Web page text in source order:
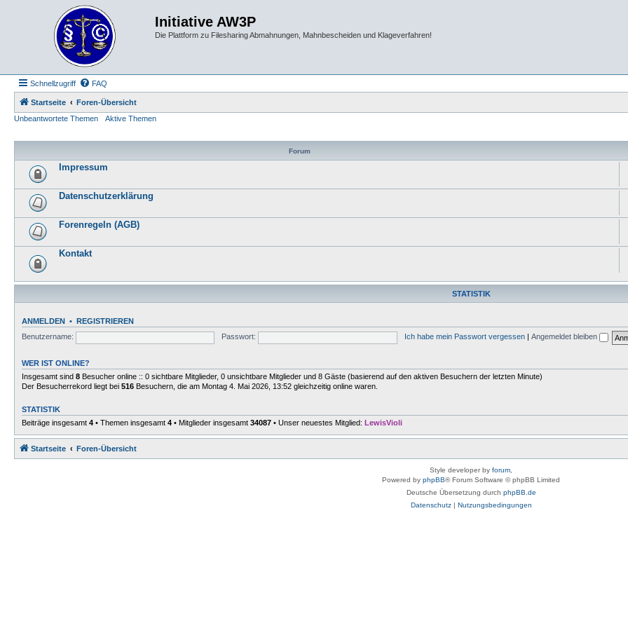
Initiative AW3P
Die Plattform zu Filesharing Abmahnungen, Mahnbescheiden und Klageverfahren!
Schnellzugriff FAQ
Startseite
Foren-Übersicht
Unbeantwortete Themen
Aktive Themen
Forum
Impressum
Datenschutzerklärung
Forenregeln (AGB)
Kontakt
STATISTIK
ANMELDEN • REGISTRIEREN
Benutzername:
Passwort: Ich habe mein Passwort vergessen Angemeldet bleiben
WER IST ONLINE?
Insgesamt sind 8 Besucher online :: 0 sichtbare Mitglieder, 0 unsichtbare Mitglieder und 8 Gäste (basierend auf den aktiven Besuchern der letzten Minute)
Der Besucherrekord liegt bei 516 Besuchern, die am Montag 4. Mai 2026, 13:52 gleichzeitig online waren.
STATISTIK
Beiträge insgesamt 4 • Themen insgesamt 4 • Mitglieder insgesamt 34087 • Unser neuestes Mitglied: LewisVioli
Startseite Foren-Übersicht
Style developer by forum
Powered by phpBB® Forum Software © phpBB Limited
Deutsche Übersetzung durch phpBB.de
Datenschutz| Nutzungsbedingungen